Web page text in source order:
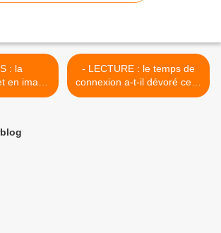
en image
parisien
- LECTURE : le temps de
connexion a-t-il dévoré celui
consacré ou libre pour la